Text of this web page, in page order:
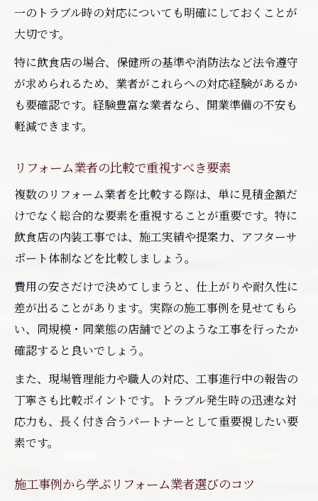
一のトラブル時の対応についても明確にしておくことが
大切です。
特に飲食店の場合、保健所の基準や消防法など法令遵守
が求められるため、業者がこれらへの対応経験があるか
も要確認です。経験豊富な業者なら、開業準備の不安も
軽減できます。
リフォーム業者の比較で重視すべき要素
複数のリフォーム業者を比較する際は、単に見積金額だ
けでなく総合的な要素を重視することが重要です。特に
飲食店の内装工事では、施工実績や提案力、アフターサ
ポート体制などを比較しましょう。
費用の安さだけで決めてしまうと、仕上がりや耐久性に
差が出ることがあります。実際の施工事例を見せてもら
い、同規模・同業態の店舗でどのような工事を行ったか
確認すると良いでしょう。
また、現場管理能力や職人の対応、工事進行中の報告の
丁寧さも比較ポイントです。トラブル発生時の迅速な対
応力も、長く付き合うパートナーとして重要視したい要
素です。
施工事例から学ぶリフォーム業者選びのコツ